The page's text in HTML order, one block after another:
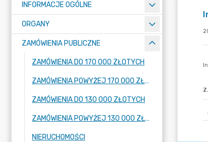
INFORMACJE OGÓLNE
ORGANY
ZAMÓWIENIA PUBLICZNE
ZAMÓWIENIA DO 170 000 ZŁOTYCH
ZAMÓWIENIA POWYŻEJ 170 000 ZŁOTYCH
ZAMÓWIENIA DO 130 000 ZŁOTYCH
ZAMÓWIENIA POWYŻEJ 130 000 ZŁOTYCH
NIERUCHOMOŚCI